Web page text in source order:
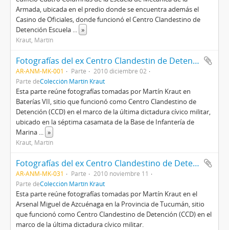
Armada, ubicada en el predio donde se encuentra además el
Casino de Oficiales, donde funcionó el Centro Clandestino de
Detención Escuela ... »
Kraut, Martín
Fotografías del ex Centro Clandestin de Detención (CCD) Base de Infantería de Marina "Baterías" (Batería VII)
AR-ANM-MK-001 Parte
2010 diciembre 02
Parte deColección Martín Kraut
Esta parte reúne fotografías tomadas por Martín Kraut en
Baterías VII, sitio que funcionó como Centro Clandestino de
Detención (CCD) en el marco de la última dictadura cívico militar,
ubicado en la séptima casamata de la Base de Infantería de
Marina ... »
Kraut, Martín
Fotografías del ex Centro Clandestino de Detención (CCD) Arsenal Miguel de Azcuénaga
AR-ANM-MK-031 Parte
2010 noviembre 11
Parte deColección Martín Kraut
Esta parte reúne fotografías tomadas por Martín Kraut en el
Arsenal Miguel de Azcuénaga en la Provincia de Tucumán, sitio
que funcionó como Centro Clandestino de Detención (CCD) en el
marco de la última dictadura cívico militar.